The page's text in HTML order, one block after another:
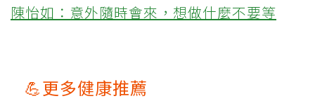
陳怡如：意外隨時會來，想做什麼不要等
💪更多健康推薦